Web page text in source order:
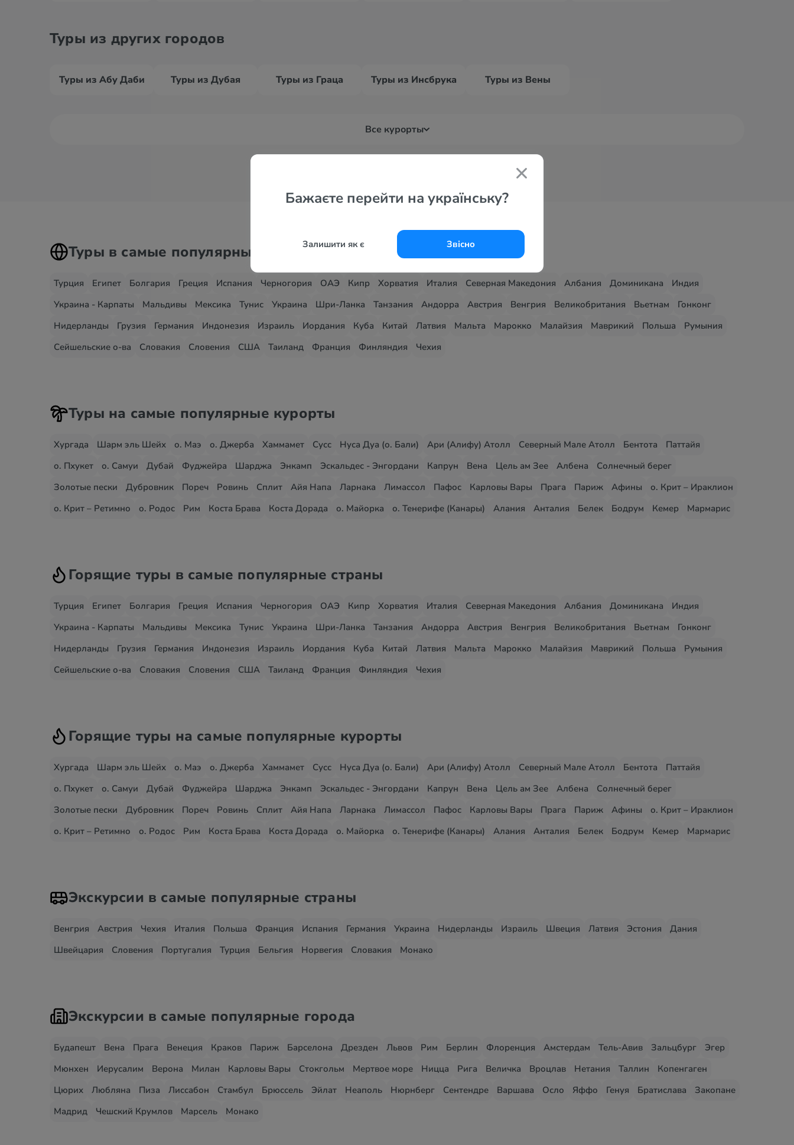
Бажаєте перейти на українську?
Залишити як є Звісно
Туры из других городов
Туры из Абу Даби Туры из Дубая Туры из Граца Туры из Инсбрука Туры из Вены
Все курорты
Туры в самые популярные страны
Турция Египет Болгария Греция Испания Черногория ОАЭ Кипр Хорватия Италия Северная Македония Албания Доминикана
Индия
Украина - Карпаты
Мальдивы Мексика Тунис Украина Шри-Ланка Танзания Андорра Австрия Венгрия Великобритания Вьетнам
Гонконг
Нидерланды
Грузия Германия Индонезия Израиль Иордания Куба Китай Латвия Мальта Марокко Малайзия Маврикий Польша
Румыния
Сейшельские о-ва
Словакия Словения США Таиланд Франция Финляндия Чехия
Туры на самые популярные курорты
Хургада Шарм эль Шейх о. Маэ о. Джерба Хаммамет Сусс Нуса Дуа (о. Бали) Ари (Алифу) Атолл Северный Мале Атолл Бентота
Паттайя
о. Пхукет
о. Самуи Дубай Фуджейра Шарджа Энкамп Эскальдес - Энгордани Капрун Вена Цель ам Зее Албена
Солнечный берег
Золотые пески
Дубровник Пореч Ровинь Сплит Айя Напа Ларнака Лимассол Пафос Карловы Вары Прага Париж Афины
о. Крит – Ираклион
о. Крит – Ретимно
о. Родос Рим Коста Брава Коста Дорада о. Майорка о. Тенерифе (Канары) Алания Анталия Белек Бодрум Кемер Мармарис
Горящие туры в самые популярные страны
Турция Египет Болгария Греция Испания Черногория ОАЭ Кипр Хорватия Италия Северная Македония Албания Доминикана
Индия
Украина - Карпаты
Мальдивы Мексика Тунис Украина Шри-Ланка Танзания Андорра Австрия Венгрия Великобритания Вьетнам
Гонконг
Нидерланды
Грузия Германия Индонезия Израиль Иордания Куба Китай Латвия Мальта Марокко Малайзия Маврикий Польша
Румыния
Сейшельские о-ва
Словакия Словения США Таиланд Франция Финляндия Чехия
Горящие туры на самые популярные курорты
Хургада Шарм эль Шейх о. Маэ о. Джерба Хаммамет Сусс Нуса Дуа (о. Бали) Ари (Алифу) Атолл Северный Мале Атолл Бентота
Паттайя
о. Пхукет
о. Самуи Дубай Фуджейра Шарджа Энкамп Эскальдес - Энгордани Капрун Вена Цель ам Зее Албена
Солнечный берег
Золотые пески
Дубровник Пореч Ровинь Сплит Айя Напа Ларнака Лимассол Пафос Карловы Вары Прага Париж Афины
о. Крит – Ираклион
о. Крит – Ретимно
о. Родос Рим Коста Брава Коста Дорада о. Майорка о. Тенерифе (Канары) Алания Анталия Белек Бодрум Кемер Мармарис
Экскурсии в самые популярные страны
Венгрия Австрия Чехия Италия Польша Франция Испания Германия Украина Нидерланды Израиль Швеция Латвия Эстония
Дания
Швейцария
Словения Португалия Турция Бельгия Норвегия Словакия Монако
Экскурсии в самые популярные города
Будапешт Вена Прага Венеция Краков Париж Барселона Дрезден Львов Рим Берлин Флоренция Амстердам Тель-Авив Зальцбург
Эгер
Мюнхен
Иерусалим Верона Милан Карловы Вары Стокгольм Мертвое море Ницца Рига Величка Вроцлав Нетания Таллин
Копенгаген
Цюрих
Любляна Пиза Лиссабон Стамбул Брюссель Эйлат Неаполь Нюрнберг Сентендре Варшава Осло Яффо Генуя Братислава
Закопане
Мадрид
Чешский Крумлов Марсель Монако